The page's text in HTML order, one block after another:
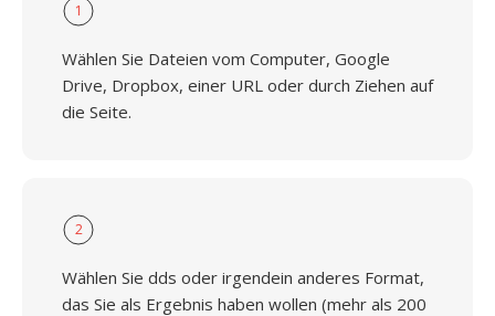
1
Wählen Sie Dateien vom Computer, Google
Drive, Dropbox, einer URL oder durch Ziehen auf
die Seite.
2
Wählen Sie dds oder irgendein anderes Format,
das Sie als Ergebnis haben wollen (mehr als 200